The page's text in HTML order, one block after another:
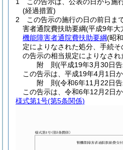
(経過措置)
2
この告示の施行の日の前日ま
害者通院費扶助要綱(平成9年大
機能障害者通院費扶助要綱(昭
定によりなされた処分、手続
の告示の相当規定によりなされ
附 則(平成19年3月30日
この告示は、平成19年4月1日か
附 則(令和6年11月22日
この告示は、令和6年12月2日か
様式第1号(第5条関係)